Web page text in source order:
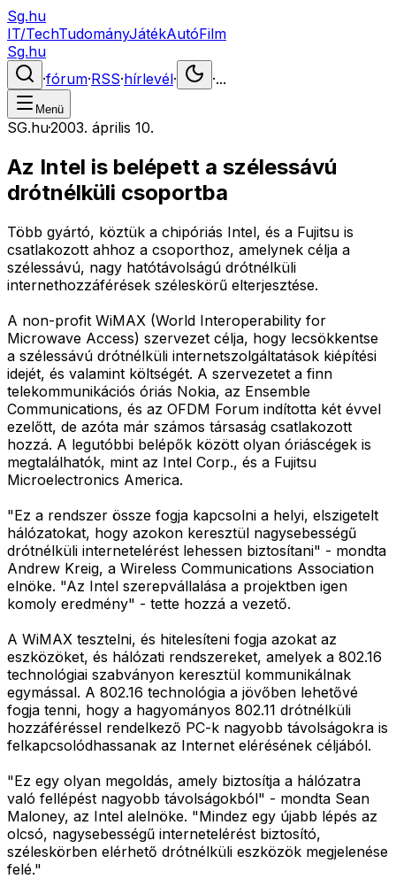
Sg.hu
IT/TechTudományJátékAutóFilm
Sg.hu
·fórum·RSS·hírlevél· ·...
Menü
SG.hu·2003. április 10.
Az Intel is belépett a szélessávú
drótnélküli csoportba
Több gyártó, köztük a chipóriás Intel, és a Fujitsu is
csatlakozott ahhoz a csoporthoz, amelynek célja a
szélessávú, nagy hatótávolságú drótnélküli
internethozzáférések széleskörű elterjesztése.
A non-profit WiMAX (World Interoperability for
Microwave Access) szervezet célja, hogy lecsökkentse
a szélessávú drótnélküli internetszolgáltatások kiépítési
idejét, és valamint költségét. A szervezetet a finn
telekommunikációs óriás Nokia, az Ensemble
Communications, és az OFDM Forum indította két évvel
ezelőtt, de azóta már számos társaság csatlakozott
hozzá. A legutóbbi belépők között olyan óriáscégek is
megtalálhatók, mint az Intel Corp., és a Fujitsu
Microelectronics America.
"Ez a rendszer össze fogja kapcsolni a helyi, elszigetelt
hálózatokat, hogy azokon keresztül nagysebességű
drótnélküli internetelérést lehessen biztosítani" - mondta
Andrew Kreig, a Wireless Communications Association
elnöke. "Az Intel szerepvállalása a projektben igen
komoly eredmény" - tette hozzá a vezető.
A WiMAX tesztelni, és hitelesíteni fogja azokat az
eszközöket, és hálózati rendszereket, amelyek a 802.16
technológiai szabványon keresztül kommunikálnak
egymással. A 802.16 technológia a jövőben lehetővé
fogja tenni, hogy a hagyományos 802.11 drótnélküli
hozzáféréssel rendelkező PC-k nagyobb távolságokra is
felkapcsolódhassanak az Internet elérésének céljából.
"Ez egy olyan megoldás, amely biztosítja a hálózatra
való fellépést nagyobb távolságokból" - mondta Sean
Maloney, az Intel alelnöke. "Mindez egy újabb lépés az
olcsó, nagysebességű internetelérést biztosító,
széleskörben elérhető drótnélküli eszközök megjelenése
felé."